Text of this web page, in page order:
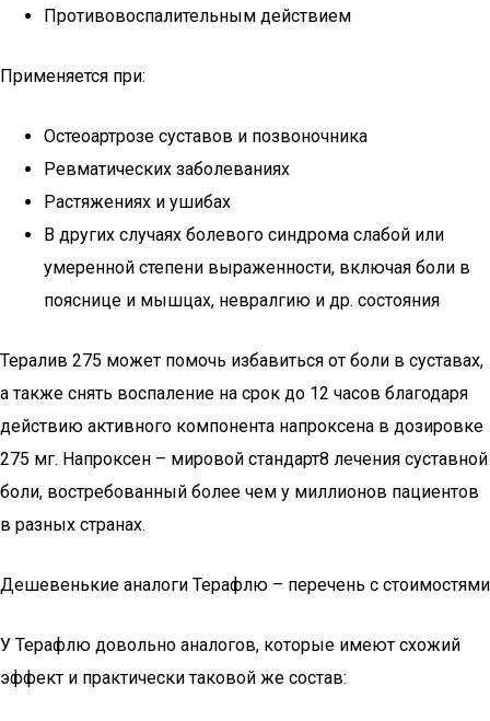
Противовоспалительным действием
Применяется при:
Остеоартрозе суставов и позвоночника
Ревматических заболеваниях
Растяжениях и ушибах
В других случаях болевого синдрома слабой или
умеренной степени выраженности, включая боли в
пояснице и мышцах, невралгию и др. состояния
Тералив 275 может помочь избавиться от боли в суставах,
а также снять воспаление на срок до 12 часов благодаря
действию активного компонента напроксена в дозировке
275 мг. Напроксен – мировой стандарт8 лечения суставной
боли, востребованный более чем у миллионов пациентов
в разных странах.
Дешевенькие аналоги Терафлю – перечень с стоимостями
У Терафлю довольно аналогов, которые имеют схожий
эффект и практически таковой же состав: